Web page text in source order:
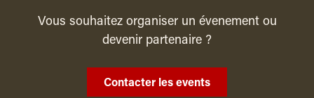
Vous souhaitez organiser un évenement ou
devenir partenaire ?
Contacter les events